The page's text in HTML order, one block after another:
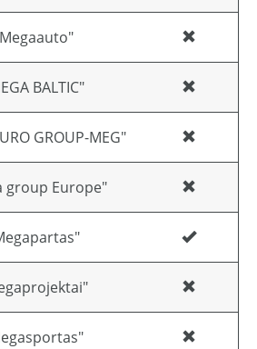
BALTIC"
GROUP-MEG"
group Europe"